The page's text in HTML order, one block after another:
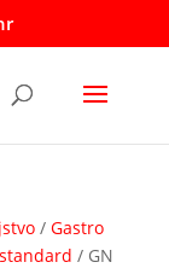
/ Gastro
/ GN